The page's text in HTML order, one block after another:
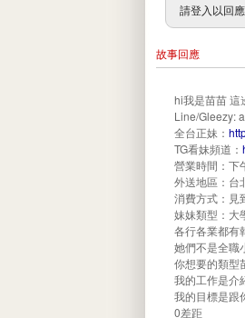
請登入以回
故事回應
hi我是苗苗 這
Line/Gleezy:
全台正妹：
TG看妹頻道：
營業時間：下
外送地區：台
消費方式：見
妹妹類型：大
各行各業都有
她們不是全職
你想要的類型
我的工作是介
我的目標是跟
0差距